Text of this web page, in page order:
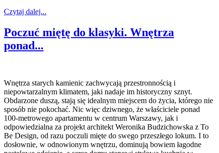
Czytaj dalej...
Poczuć miętę do klasyki. Wnętrza
ponad...
Wnętrza starych kamienic zachwycają przestronnością i
niepowtarzalnym klimatem, jaki nadaje im historyczny sznyt.
Obdarzone duszą, stają się idealnym miejscem do życia, którego nie
sposób nie pokochać. Nic więc dziwnego, że właściciele ponad
100-metrowego apartamentu w centrum Warszawy, jak i
odpowiedzialna za projekt architekt Weronika Budzichowska z To
Be Design, od razu poczuli mięte do swego przeszłego lokum. I to
dosłownie, w odnowionym wnętrzu, dominują bowiem łagodne